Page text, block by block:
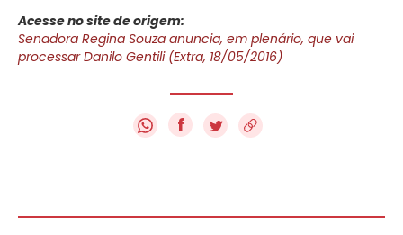
Acesse no site de origem:
Senadora Regina Souza anuncia, em plenário, que vai
processar Danilo Gentili (Extra, 18/05/2016)
f